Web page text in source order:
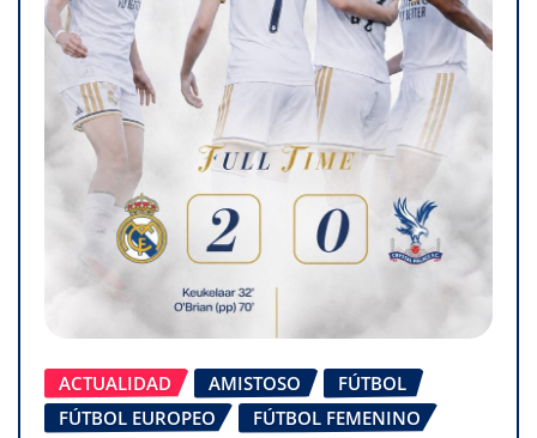
ACTUALIDAD AMISTOSO
FÚTBOL
FÚTBOL EUROPEO
FÚTBOL FEMENINO